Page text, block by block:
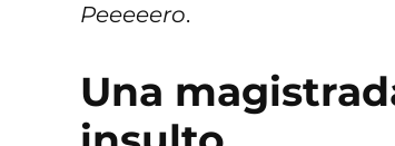
Peeeeero.
Una